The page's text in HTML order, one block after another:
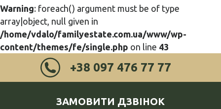
Warning: foreach() argument must be of type
array|object, null given in
/home/vdalo/familyestate.com.ua/www/wp-
content/themes/fe/single.php on line 43
+38 097 476 77 77
ЗАМОВИТИ ДЗВІНОК